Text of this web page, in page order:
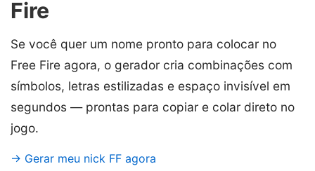
Fire
Se você quer um nome pronto para colocar no
Free Fire agora, o gerador cria combinações com
símbolos, letras estilizadas e espaço invisível em
segundos — prontas para copiar e colar direto no
jogo.
→ Gerar meu nick FF agora